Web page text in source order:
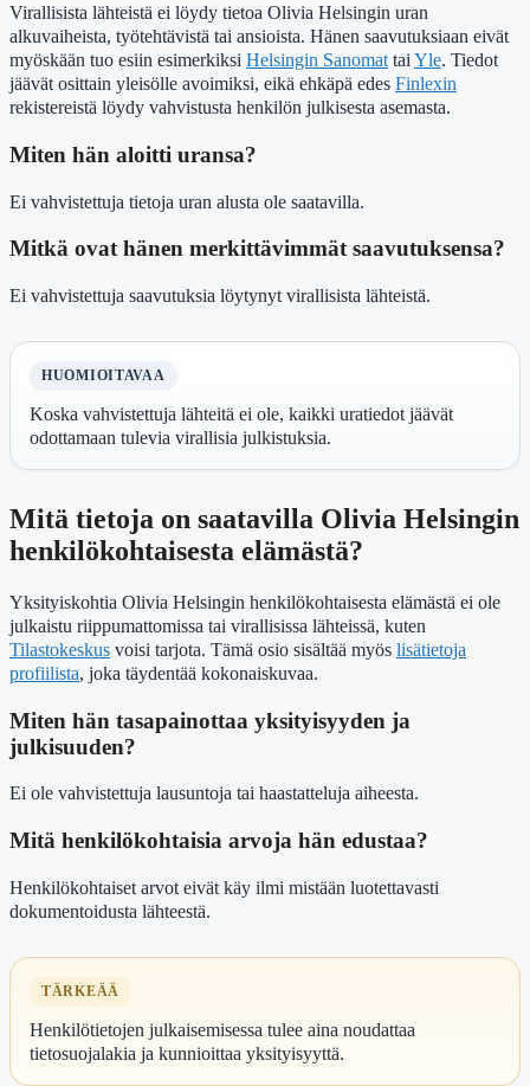
Virallisista lähteistä ei löydy tietoa Olivia Helsingin uran
alkuvaiheista, työtehtävistä tai ansioista. Hänen saavutuksiaan eivät
myöskään tuo esiin esimerkiksi Helsingin SanomattaiYle. Tiedot
jäävät osittain yleisölle avoimiksi, eikä ehkäpä edes Finlexin
rekistereistä löydy vahvistusta henkilön julkisesta asemasta.
Miten hän aloitti uransa?
Ei vahvistettuja tietoja uran alusta ole saatavilla.
Mitkä ovat hänen merkittävimmät saavutuksensa?
Ei vahvistettuja saavutuksia löytynyt virallisista lähteistä.
HUOMIOITAVAA
Koska vahvistettuja lähteitä ei ole, kaikki uratiedot jäävät
odottamaan tulevia virallisia julkistuksia.
Mitä tietoja on saatavilla Olivia Helsingin
henkilökohtaisesta elämästä?
Yksityiskohtia Olivia Helsingin henkilökohtaisesta elämästä ei ole
julkaistu riippumattomissa tai virallisissa lähteissä, kuten
Tilastokeskus voisi tarjota. Tämä osio sisältää myös lisätietoja
profiilista, joka täydentää kokonaiskuvaa.
Miten hän tasapainottaa yksityisyyden ja
julkisuuden?
Ei ole vahvistettuja lausuntoja tai haastatteluja aiheesta.
Mitä henkilökohtaisia arvoja hän edustaa?
Henkilökohtaiset arvot eivät käy ilmi mistään luotettavasti
dokumentoidusta lähteestä.
TÄRKEÄÄ
Henkilötietojen julkaisemisessa tulee aina noudattaa
tietosuojalakia ja kunnioittaa yksityisyyttä.